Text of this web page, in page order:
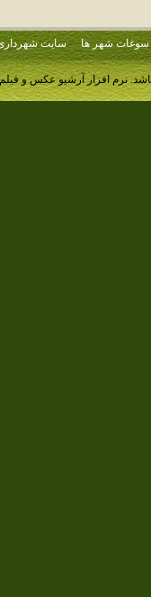
سوغات شهر ها سایت
نرم افزار آرشیو عکس و